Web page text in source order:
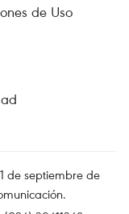
de Uso
de septiembre de